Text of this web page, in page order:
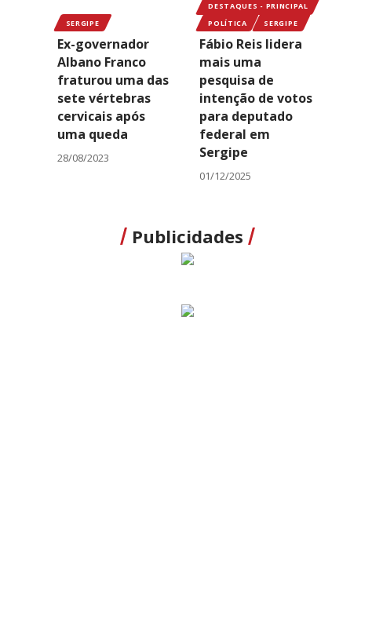
SERGIPE
Ex-governador
Albano Franco
fraturou uma das
sete vértebras
cervicais após
uma queda
28/08/2023
DESTAQUES - PRINCIPAL
POLÍTICA
SERGIPE
Fábio Reis lidera
mais uma
pesquisa de
intenção de votos
para deputado
federal em
Sergipe
01/12/2025
Publicidades